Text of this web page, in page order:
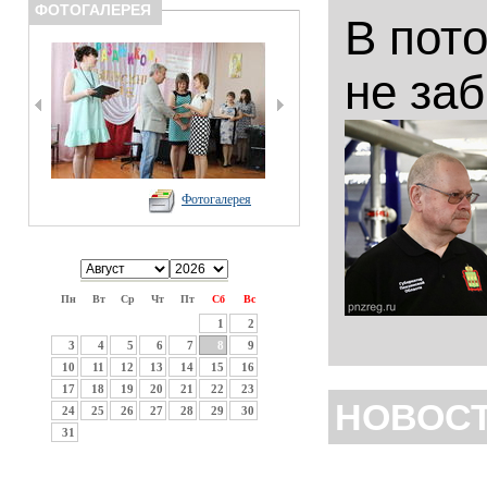
ФОТОГАЛЕРЕЯ
Фотогалерея
Пн Вт Ср Чт Пт Сб Вс
1
2
3
4 5 6 7 8
9
10
11 12 13 14 15
16
17
18 19 20 21 22
23
24
25 26 27 28 29
30
31
В
не